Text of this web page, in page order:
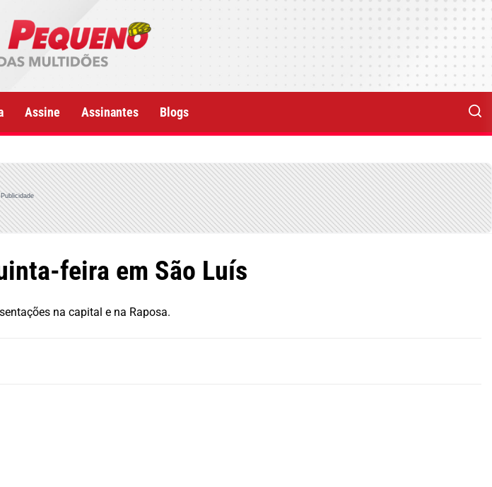
Assine Assinantes Blogs
Publicidade
feira em São Luís
na capital e na Raposa.